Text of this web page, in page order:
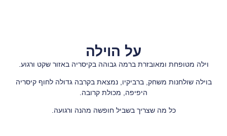
על הוילה
וילה מטופחת ומאובזרת ברמה גבוהה בקיסריה באזור שקט ורגוע.
בוילה שולחנות משחק, ברביקיו, נמצאת בקרבה גדולה לחוף קיסריה
היפיפה, מכולת קרובה.
כל מה שצריך בשביל חופשה מהנה ורגועה.